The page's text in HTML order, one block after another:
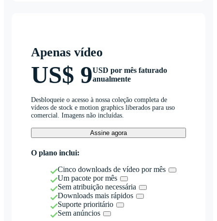
Apenas vídeo
US$ 9USD por mês faturado
anualmente
Desbloqueie o acesso à nossa coleção completa de
vídeos de stock e motion graphics liberados para uso
comercial. Imagens não incluídas.
Assine agora
O plano inclui:
Cinco downloads de vídeo por mês
Um pacote por mês
Sem atribuição necessária
Downloads mais rápidos
Suporte prioritário
Sem anúncios